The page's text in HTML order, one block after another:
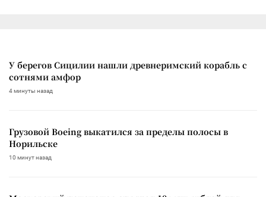
У берегов Сицилии нашли древнеримский корабль с
сотнями амфор
4 минуты назад
Грузовой Boeing выкатился за пределы полосы в
Норильске
10 минут назад